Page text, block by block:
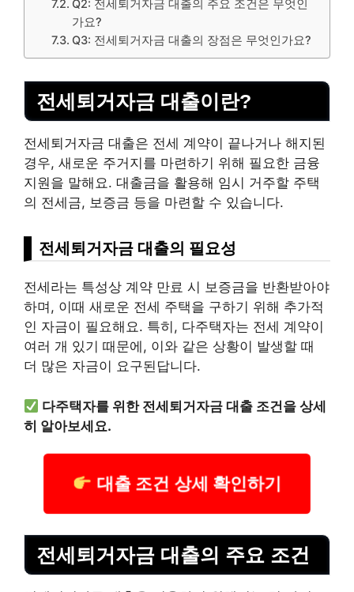
Q2: 전세퇴거자금 대출의 주요 조건은 무엇인
가요?
Q3: 전세퇴거자금 대출의 장점은 무엇인가요?
전세퇴거자금 대출이란?
전세퇴거자금 대출은 전세 계약이 끝나거나 해지된
경우, 새로운 주거지를 마련하기 위해 필요한 금융
지원을 말해요. 대출금을 활용해 임시 거주할 주택
의 전세금, 보증금 등을 마련할 수 있습니다.
전세퇴거자금 대출의 필요성
전세라는 특성상 계약 만료 시 보증금을 반환받아야
하며, 이때 새로운 전세 주택을 구하기 위해 추가적
인 자금이 필요해요. 특히, 다주택자는 전세 계약이
여러 개 있기 때문에, 이와 같은 상황이 발생할 때
더 많은 자금이 요구된답니다.
다주택자를 위한 전세퇴거자금 대출 조건을 상세
히 알아보세요.
대출 조건 상세 확인하기
전세퇴거자금 대출의 주요 조건